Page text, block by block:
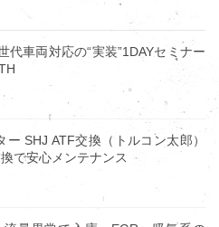
代車両対応の“実装”1DAYセミナー
ー SHJ ATF交換（トルコン太郎）
で安心メンテナンス